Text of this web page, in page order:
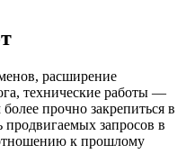
расширение
технические работы —
прочно закрепиться в
продвигаемых запросов в
к прошлому